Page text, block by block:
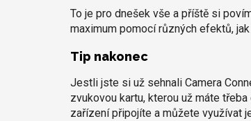
To je pro dnešek vše a příště si
maximum pomocí různých efektů,
Tip nakonec
Jestli jste si už sehnali Camera
zvukovou kartu, kterou už máte
zařízení připojíte a můžete využívat